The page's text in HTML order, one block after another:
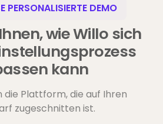
PERSONALISIERTE DEMO
wie Willo sich
kann
die Plattform, die auf Ihren
zugeschnitten ist.